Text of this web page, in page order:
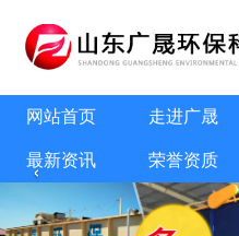
网站首页 走进广晟
最新资讯 荣誉资质
‹